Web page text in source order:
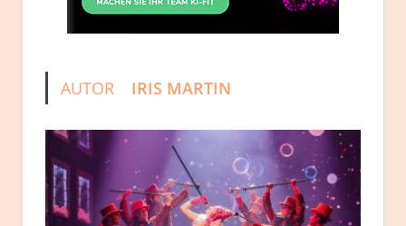
AUTOR IRIS MARTIN